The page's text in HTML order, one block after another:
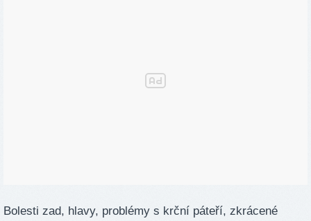
Bolesti zad, hlavy, problémy s krční páteří, zkrácené